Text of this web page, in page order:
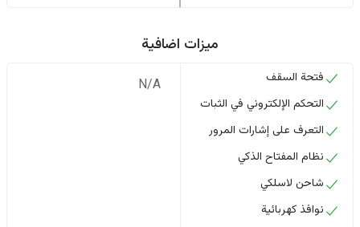
ميزات اضافية
فتحة السقف
التحكم الإلكتروني في الثبات
التعرف على إشارات المرور
نظام المفتاح الذكي
شاحن لاسلكي
نوافذ كهربائية
N/A